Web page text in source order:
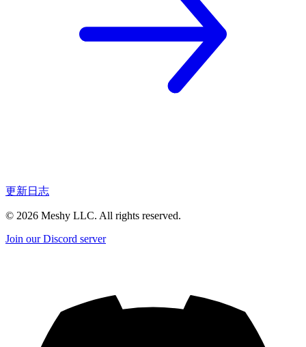
更新日志
© 2026 Meshy LLC. All rights reserved.
Join our Discord server